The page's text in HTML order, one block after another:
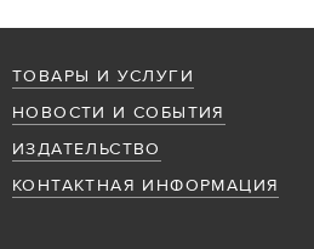
ТОВАРЫ И УСЛУГИ
НОВОСТИ И СОБЫТИЯ
ИЗДАТЕЛЬСТВО
КОНТАКТНАЯ ИНФОРМАЦИЯ